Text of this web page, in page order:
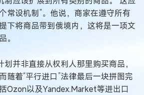
常设机制”。他说，商家在遵守所有
下将商品带到俄境内，这将是一项文
。
划并非直接从权利人那里购买商品，
随着“平行进口”法律最后一块拼图完
Ozon以及Yandex.Market等进出口